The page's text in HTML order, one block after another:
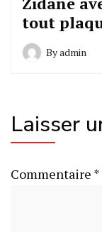
tout
Byadmin
Laisser
Commentaire *